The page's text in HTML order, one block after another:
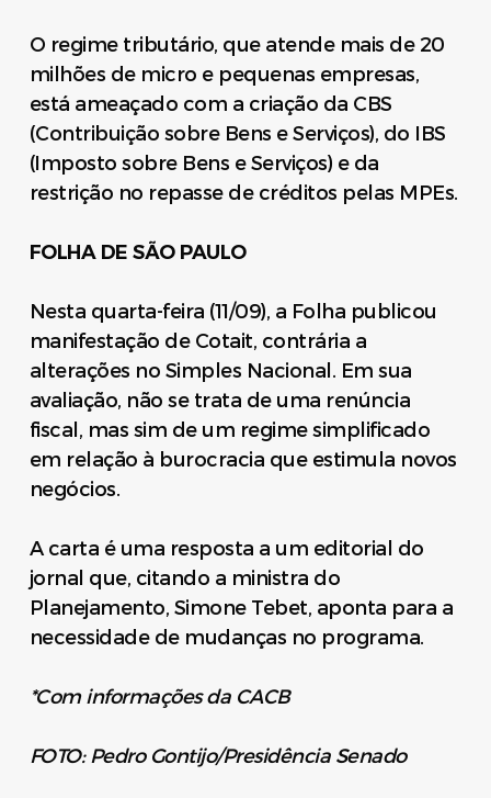
O regime tributário, que atende mais de 20
milhões de micro e pequenas empresas,
está ameaçado com a criação da CBS
(Contribuição sobre Bens e Serviços), do IBS
(Imposto sobre Bens e Serviços) e da
restrição no repasse de créditos pelas MPEs.
FOLHA DE SÃO PAULO
Nesta quarta-feira (11/09), a Folha publicou
manifestação de Cotait, contrária a
alterações no Simples Nacional. Em sua
avaliação, não se trata de uma renúncia
fiscal, mas sim de um regime simplificado
em relação à burocracia que estimula novos
negócios.
A carta é uma resposta a um editorial do
jornal que, citando a ministra do
Planejamento, Simone Tebet, aponta para a
necessidade de mudanças no programa.
*Com informações da CACB
FOTO: Pedro Gontijo/Presidência Senado